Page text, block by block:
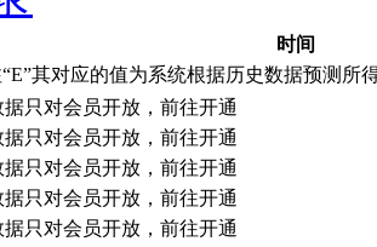
时间
E”其对应的值为系统根据历史数据预测所
据只对会员开放，前往开通
据只对会员开放，前往开通
据只对会员开放，前往开通
据只对会员开放，前往开通
据只对会员开放，前往开通